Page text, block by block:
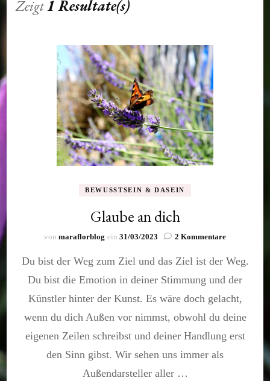
Zeigt1 Resultate(s)
BEWUSSTSEIN & DASEIN
Glaube an dich
von maraflorblog ein 31/03/2023 2 Kommentarezu
an
Du bist der Weg zum Ziel und das Ziel ist der Weg.
Du bist die Emotion in deiner Stimmung und der
Künstler hinter der Kunst. Es wäre doch gelacht,
wenn du dich Außen vor nimmst, obwohl du deine
eigenen Zeilen schreibst und deiner Handlung erst
den Sinn gibst. Wir sehen uns immer als
Außendarsteller aller …